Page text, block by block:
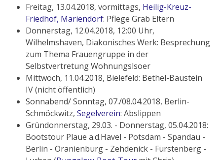
Freitag, 13.04.2018, vormittags, Heilig-Kreuz-
Friedhof, Mariendorf: Pflege Grab Eltern
Donnerstag, 12.04.2018, 12:00 Uhr,
Wilhelmshaven, Diakonisches Werk: Besprechung
zum Thema Frauengruppe in der
Selbstvertretung Wohnungslsoer
Mittwoch, 11.04.2018, Bielefeld: Bethel-Baustein
IV (nicht öffentlich)
Sonnabend/ Sonntag, 07./08.04.2018, Berlin-
Schmöckwitz, Segelverein: Abslippen
Gründonnerstag, 29.03. - Donnerstag, 05.04.2018:
Bootstour Plaue a.d.Havel - Potsdam - Spandau -
Berlin - Oranienburg - Zehdenick - Fürstenberg -